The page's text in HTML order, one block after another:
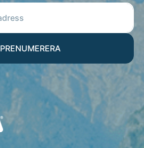
PRENUMERERA